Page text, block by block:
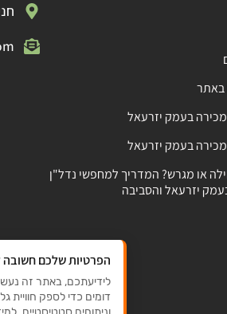
באתר
בעמק יזרעאל
בעמק יזרעאל
או מגרש? המדריך למחפשי נדל"ן
יזרעאל והסביבה
הפרטיות שלכם חשובה
דומים כדי לספק חוויית